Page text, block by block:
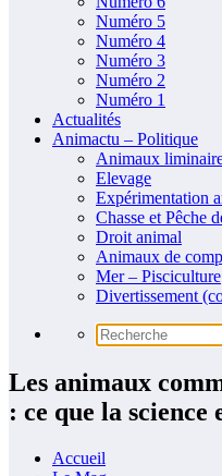
Numéro 5
Numéro 4
Numéro 3
Numéro 2
Numéro 1
Actualités
Animactu – Politique
Animaux
Elevage
Expérimentation
Chasse et Pêche
Droit animal
Animaux de
Mer – Pisciculture
Divertissement
Les animaux
: ce que la
Accueil